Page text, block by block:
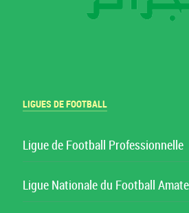
LIGUES DE FOOTBALL
Ligue de Football Professionnelle
Ligue Nationale du Football